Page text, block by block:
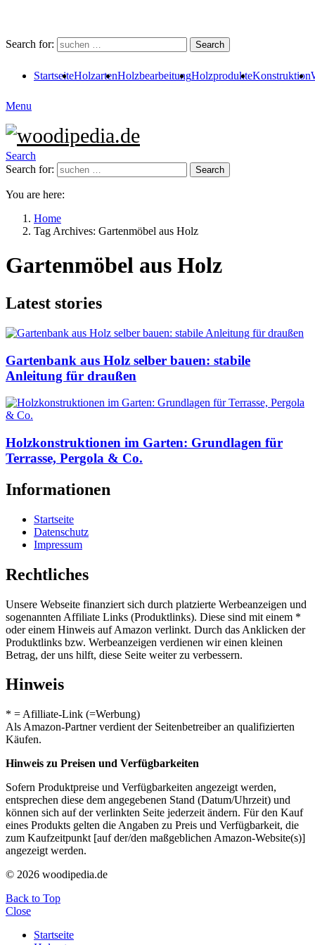
Search for: Search
StartseiteHolzartenHolzbearbeitungHolzprodukteKonstruktion
Menu
Search
Search for:
Search
You are here:
Home
Tag Archives: Gartenmöbel aus Holz
Gartenmöbel aus Holz
Latest stories
Gartenbank aus Holz selber bauen: stabile
Anleitung für draußen
Holzkonstruktionen im Garten: Grundlagen für
Terrasse, Pergola & Co.
Informationen
Startseite
Datenschutz
Impressum
Rechtliches
Unsere Webseite finanziert sich durch platzierte Werbeanzeigen und
sogenannten Affiliate Links (Produktlinks). Diese sind mit einem *
oder einem Hinweis auf Amazon verlinkt. Durch das Anklicken der
Produktlinks bzw. Werbeanzeigen verdienen wir einen kleinen
Betrag, der uns hilft, diese Seite weiter zu verbessern.
Hinweis
* = Afilliate-Link (=Werbung)
Als Amazon-Partner verdient der Seitenbetreiber an qualifizierten
Käufen.
Hinweis zu Preisen und Verfügbarkeiten
Sofern Produktpreise und Verfügbarkeiten angezeigt werden,
entsprechen diese dem angegebenen Stand (Datum/Uhrzeit) und
können sich auf der verlinkten Seite jederzeit ändern. Für den Kauf
eines Produkts gelten die Angaben zu Preis und Verfügbarkeit, die
zum Kaufzeitpunkt [auf der/den maßgeblichen Amazon-Website(s)]
angezeigt werden.
© 2026 woodipedia.de
Back to Top
Close
Startseite